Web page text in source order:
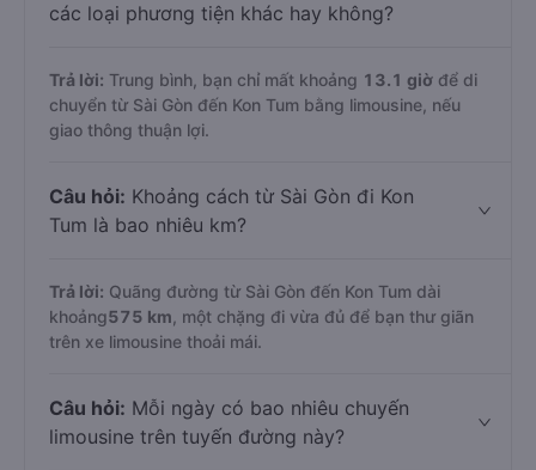
các loại phương tiện khác hay không?
Trả lời: Trung bình, bạn chỉ mất khoảng 13.1 giờ để di
chuyển từ Sài Gòn đến Kon Tum bằng limousine, nếu
giao thông thuận lợi.
Câu hỏi: Khoảng cách từ Sài Gòn đi Kon
Tum là bao nhiêu km?
Trả lời: Quãng đường từ Sài Gòn đến Kon Tum dài
khoảng575 km , một chặng đi vừa đủ để bạn thư giãn
trên xe limousine thoải mái.
Câu hỏi: Mỗi ngày có bao nhiêu chuyến
limousine trên tuyến đường này?